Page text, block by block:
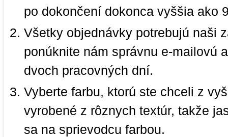
po dokončení dokonca vyššia ako
Všetky objednávky potrebujú naši
ponúknite nám správnu e-mailovú
dvoch pracovných dní.
Vyberte farbu, ktorú ste chceli z
vyrobené z rôznych textúr, takže
sa na sprievodcu farbou.